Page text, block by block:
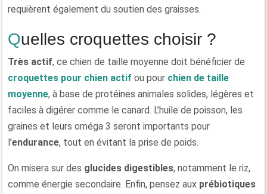
requièrent également du soutien des graisses.
Quelles croquettes choisir ?
Très actif, ce chien de taille moyenne doit bénéficier de
croquettes pour chien actif ou pour chien de taille
moyenne, à base de protéines animales solides, légères et
faciles à digérer comme le canard. L’huile de poisson, les
graines et leurs oméga 3 seront importants pour
l’endurance, tout en évitant la prise de poids.
On misera sur des glucides digestibles, notamment le riz,
comme énergie secondaire. Enfin, pensez aux prébiotiques